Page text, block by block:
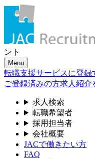
ント
Menu
転職支援サービスに登録
ご登録済みの方求人紹介
求人検索
転職希望者
採用担当者
会社概要
JACで働きたい方
FAQ